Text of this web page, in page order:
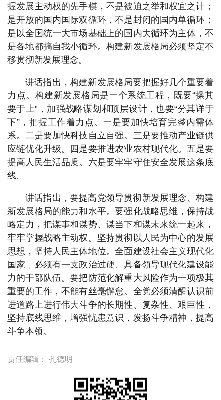
握发展主动权的先手棋，不是被迫之举和权宜之计；
是开放的国内国际双循环，不是封闭的国内单循环；
是以全国统一大市场基础上的国内大循环为主体，不
是各地都搞自我小循环。构建新发展格局必须坚定不
移贯彻新发展理念。
讲话指出，构建新发展格局要把握好几个重要着
力点。构建新发展格局是一个系统工程，既要“操其
要于上”，加强战略谋划和顶层设计，也要“分其详于
下”，把握工作着力点。一是要加快培育完整内需体
系。二是要加快科技自立自强。三是要推动产业链供
应链优化升级。四是要推进农业农村现代化。五是要
提高人民生活品质。六是要牢牢守住安全发展这条底
线。
讲话指出，要提高党领导贯彻新发展理念、构建
新发展格局的能力和水平。要强化战略思维，保持战
略定力，把谋事和谋势、谋当下和谋未来统一起来，
牢牢掌握战略主动权。坚持贯彻以人民为中心的发展
思想，坚持人民主体地位。全面建设社会主义现代化
国家，必须有一支政治过硬、具备领导现代化建设能
力的干部队伍。要把防范化解重大风险作为一项极其
重要的工作，不能有丝毫懈怠。全党必须清醒认识前
进道路上进行伟大斗争的长期性、复杂性、艰巨性，
坚持底线思维，增强忧患意识，发扬斗争精神，提高
斗争本领。
责任编辑： 孔德明